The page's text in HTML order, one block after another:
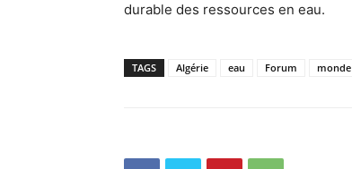
durable des ressources en eau.
TAGS Algérie eau Forum monde